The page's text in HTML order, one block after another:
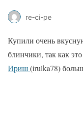
re-ci-pe
Купили очень
блинчики, так как
Ириш(irulka78)